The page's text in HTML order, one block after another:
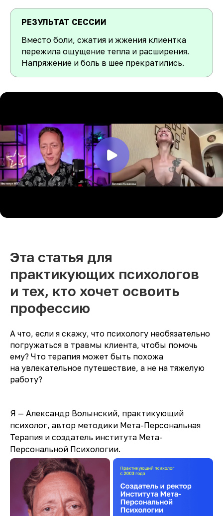
РЕЗУЛЬТАТ СЕССИИ
Вместо боли, сжатия и жжения клиентка
пережила ощущение тепла и расширения.
Напряжение и боль в шее прекратились.
Эта статья для
практикующих психологов
и тех, кто хочет освоить
профессию
А что, если я скажу, что психологу необязательно
погружаться в травмы клиента, чтобы помочь
ему? Что терапия может быть похожа
на увлекательное путешествие, а не на тяжелую
работу?
Я — Александр Волынский, практикующий
психолог, автор методики Мета-Персональная
Терапия и создатель института Мета-
Персональной Психологии.